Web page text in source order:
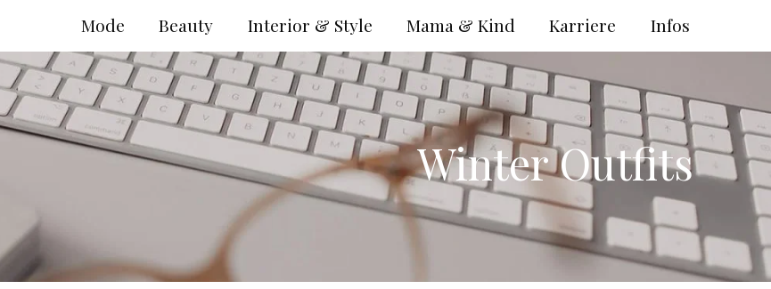
Winter Outfits
Infos
Karriere
Mama & Kind
Interior & Style
Beauty
Mode